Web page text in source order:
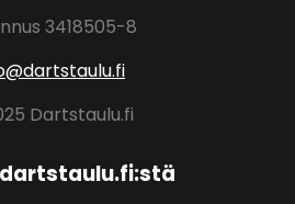
3418505-8
Dartstaulu.fi